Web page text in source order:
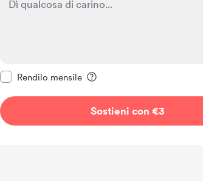
Rendilo mensile
Sostieni con €3